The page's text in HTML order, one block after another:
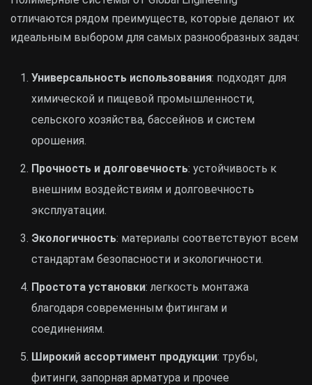
отличаются рядом преимуществ, которые делают их
идеальным выбором для самых разнообразных задач:
Универсальность использования: подходят для
химической и пищевой промышленности,
сельского хозяйства, бассейнов и систем
орошения.
Прочность и долговечность: устойчивость к
внешним воздействиям и долговечность
эксплуатации.
Экологичность: материалы соответствуют всем
стандартам безопасности и экологичности.
Простота установки: легкость монтажа
благодаря современным фитингам и
соединениям.
Широкий ассортимент продукции: трубы,
фитинги, запорная арматура и прочее